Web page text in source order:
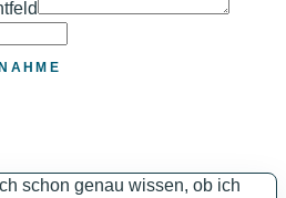
schon genau wissen, ob ich